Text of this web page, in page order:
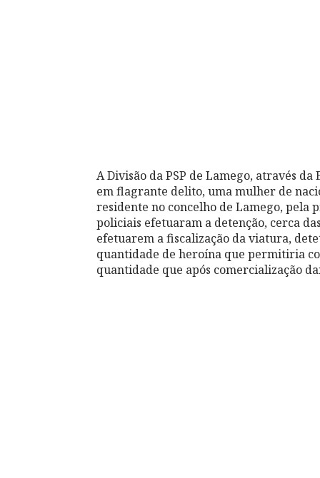
A Divisão da PSP de Lamego, através
em flagrante delito, uma mulher de
residente no concelho de Lamego, pela
policiais efetuaram a detenção, cerca
efetuarem a fiscalização da viatura,
quantidade de heroína que permitiria
quantidade que após comercialização